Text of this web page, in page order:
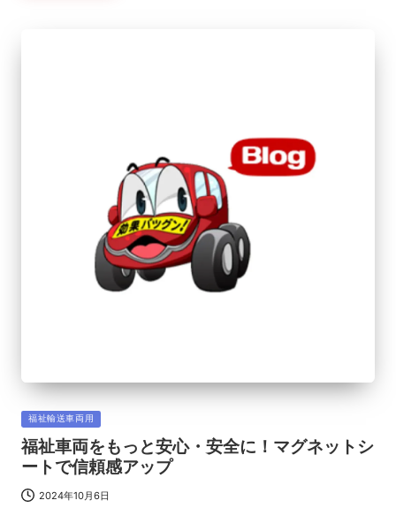
Posted
in
福祉輸送車両用
福祉車両をもっと安心・安全に！マグネットシ
ートで信頼感アップ
2024年10月6日